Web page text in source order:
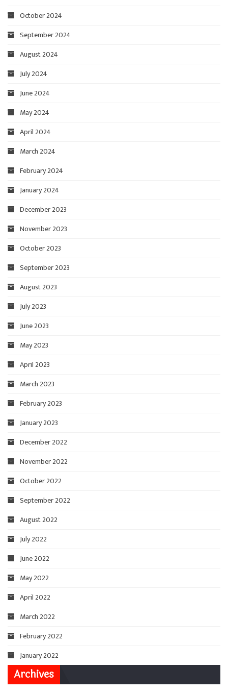
October 2024
September 2024
August 2024
July 2024
June 2024
May 2024
April 2024
March 2024
February 2024
January 2024
December 2023
November 2023
October 2023
September 2023
August 2023
July 2023
June 2023
May 2023
April 2023
March 2023
February 2023
January 2023
December 2022
November 2022
October 2022
September 2022
August 2022
July 2022
June 2022
May 2022
April 2022
March 2022
February 2022
January 2022
Archives